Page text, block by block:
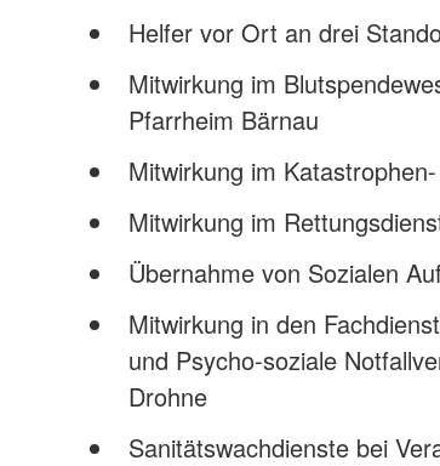
Helfer vor Ort an drei
Mitwirkung im
Pfarrheim Bärnau
Mitwirkung im
Mitwirkung im
Übernahme von Sozialen
Mitwirkung in den
und Psycho-soziale
Drohne
Sanitätswachdienste bei